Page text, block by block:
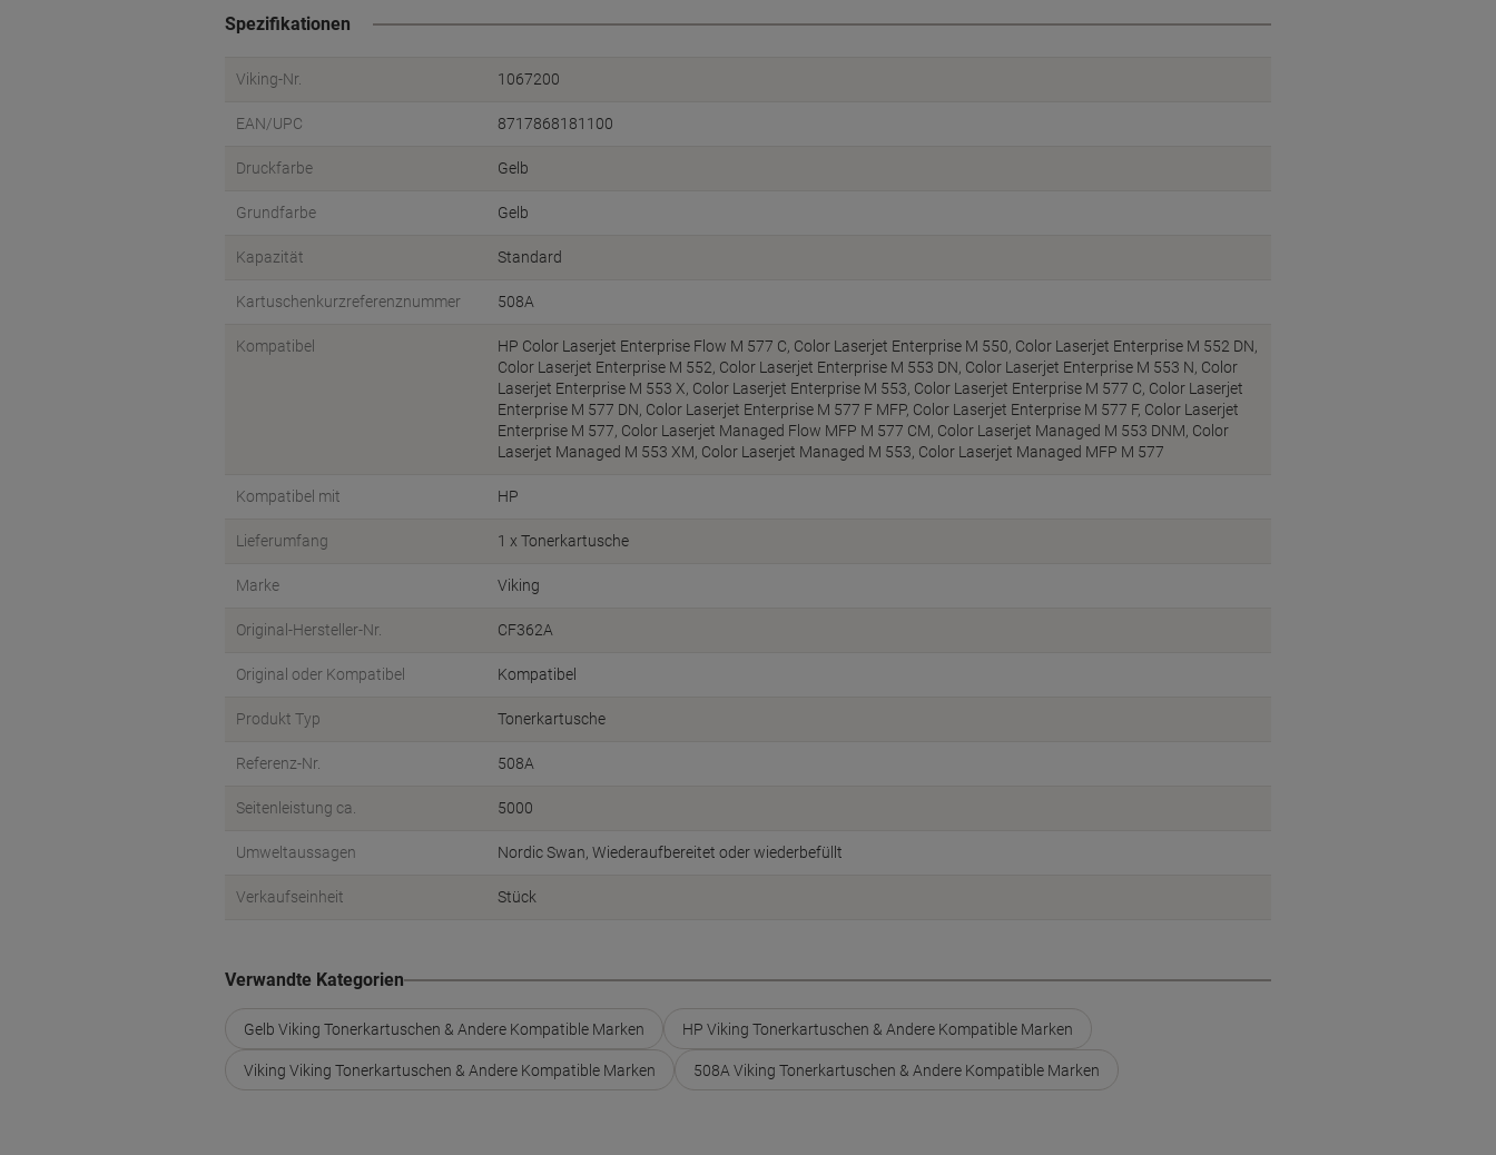
Spezifikationen
Viking-Nr. 1067200
EAN/UPC 8717868181100
Druckfarbe Gelb
Grundfarbe Gelb
Kapazität Standard
Kartuschenkurzreferenznummer 508A
Kompatibel
HP Color Laserjet Enterprise Flow M 577 C, Color Laserjet Enterprise M 550, Color Laserjet Enterprise M 552 DN,
Color Laserjet Enterprise M 552, Color Laserjet Enterprise M 553 DN, Color Laserjet Enterprise M 553 N, Color
Laserjet Enterprise M 553 X, Color Laserjet Enterprise M 553, Color Laserjet Enterprise M 577 C, Color Laserjet
Enterprise M 577 DN, Color Laserjet Enterprise M 577 F MFP, Color Laserjet Enterprise M 577 F, Color Laserjet
Enterprise M 577, Color Laserjet Managed Flow MFP M 577 CM, Color Laserjet Managed M 553 DNM, Color
Laserjet Managed M 553 XM, Color Laserjet Managed M 553, Color Laserjet Managed MFP M 577
Kompatibel mit HP
Lieferumfang 1 x Tonerkartusche
Marke Viking
Original-Hersteller-Nr. CF362A
Original oder Kompatibel Kompatibel
Produkt Typ Tonerkartusche
Referenz-Nr. 508A
Seitenleistung ca. 5000
Umweltaussagen Nordic Swan Wiederaufbereitet oder wiederbefüllt
Verkaufseinheit Stück
Verwandte Kategorien
Gelb Viking Tonerkartuschen & Andere Kompatible Marken HP Viking Tonerkartuschen & Andere Kompatible Marken
Viking Viking Tonerkartuschen & Andere Kompatible Marken 508A Viking Tonerkartuschen & Andere Kompatible Marken